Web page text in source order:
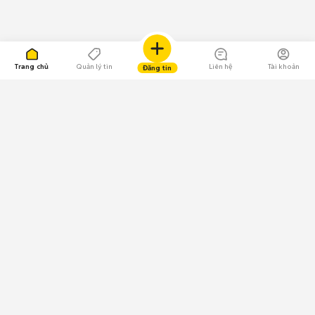
Trang chủ Quản lý tin Đăng tin Liên hệ Tài khoản